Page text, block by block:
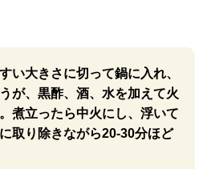
い大きさに切って鍋に入れ、
が、黒酢、酒、水を加えて火
煮立ったら中火にし、浮いて
取り除きながら20-30分ほど